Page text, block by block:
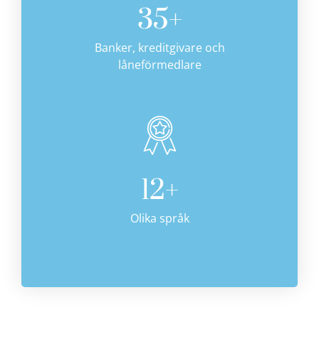
35+
Banker, kreditgivare och
låneförmedlare
12+
Olika språk